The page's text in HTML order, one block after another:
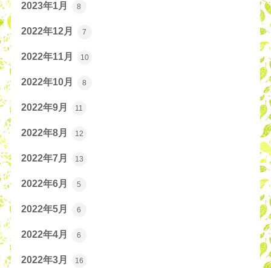
2023年1月 8
2022年12月 7
2022年11月 10
2022年10月 8
2022年9月 11
2022年8月 12
2022年7月 13
2022年6月 5
2022年5月 6
2022年4月 6
2022年3月 16